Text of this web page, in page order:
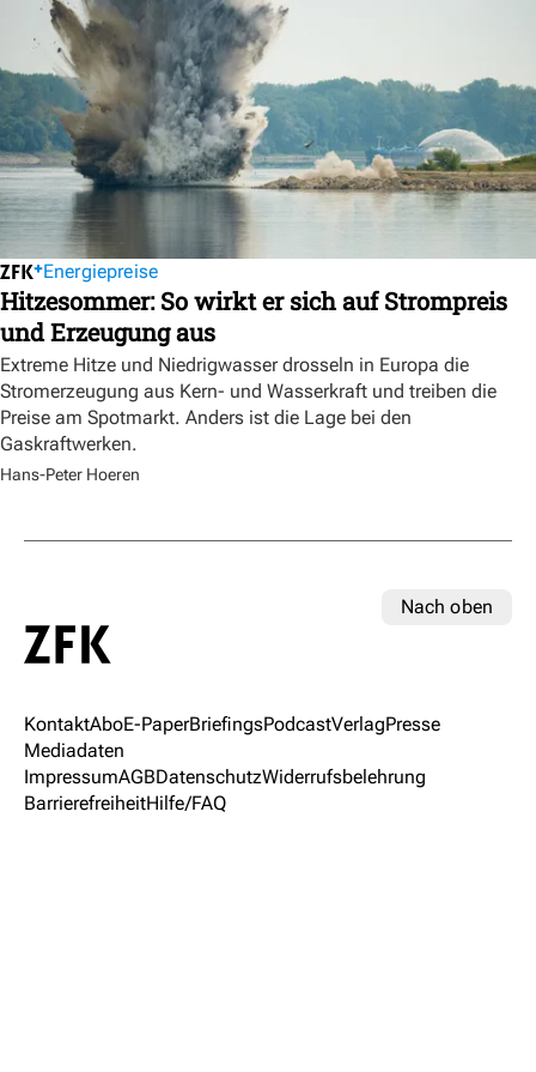
Energiepreise
Hitzesommer: So wirkt er sich auf Strompreis
und Erzeugung aus
Extreme Hitze und Niedrigwasser drosseln in Europa die
Stromerzeugung aus Kern- und Wasserkraft und treiben die
Preise am Spotmarkt. Anders ist die Lage bei den
Gaskraftwerken.
Hans-Peter Hoeren
Nach oben
KontaktAboE-PaperBriefingsPodcastVerlagPresse
Mediadaten
ImpressumAGBDatenschutzWiderrufsbelehrung
BarrierefreiheitHilfe/FAQ